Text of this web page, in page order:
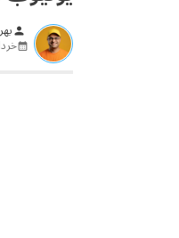
person
خرداد